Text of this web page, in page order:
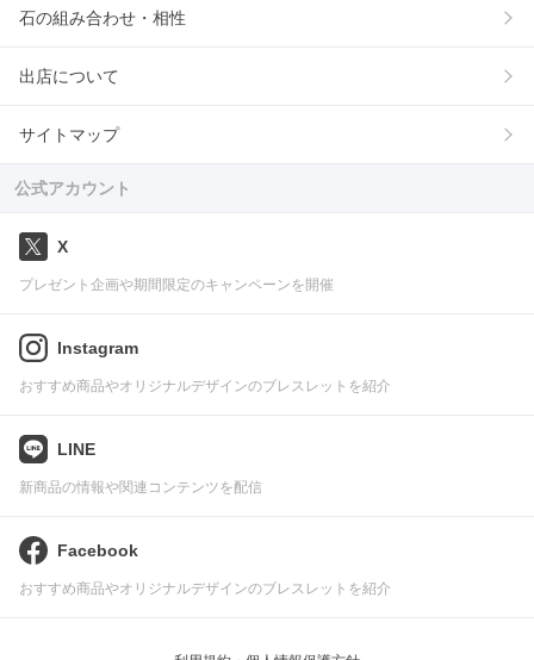
石の組み合わせ・相性
出店について
サイトマップ
公式アカウント
X
プレゼント企画や期間限定のキャンペーンを開催
Instagram
おすすめ商品やオリジナルデザインのブレスレットを紹介
LINE
新商品の情報や関連コンテンツを配信
Facebook
おすすめ商品やオリジナルデザインのブレスレットを紹介